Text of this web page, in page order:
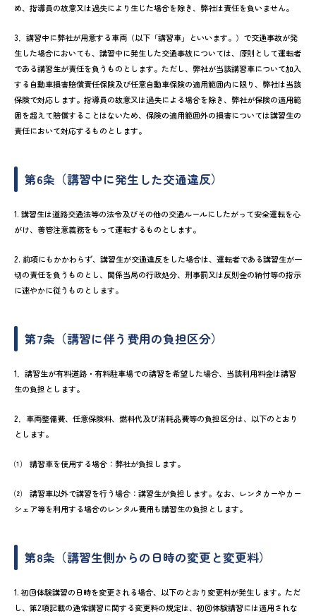
め、指導員の故意又は過失により生じた場合を除き、弊社は責任を負いません。
3．講習中に弊社が用意する車両（以下「講習車」といいます。）で交通事故が発
生した場合においても、講習中に発生した交通事故については、原則として運転者
である講習生が責任を負うものとします。ただし、弊社が当該講習車について加入
する自動車損害賠償責任保険及び任意自動車保険の適用範囲内に限り、弊社は当該
保険で対応します。指導員の故意又は過失による場合を除き、弊社が保険の適用範
囲を超えて賠償することはないため、保険の適用範囲外の損害については講習生の
責任において対応するものとします。
第6条（講習中に発生した交通違反）
1. 講習生は道路交通法等の法令及びその他の交通ルールにしたがって安全運転を心
がけ、善管注意義務をもって運転するものとします。
2. 前項にもかかわらず、講習生が交通違反をした場合は、運転者である講習生が一
切の責任を負うものとし、関係当局の行政処分、刑事罰又は反則金の納付等の指示
に速やかに従うものとします。
第7条（講習に伴う費用の負担区分）
1．講習生が有料道路・有料駐車場での講習を希望した場合、当該利用料金は講習
生の負担とします。
2．車両整備費、任意保険料、燃料代及び消耗品費等の負担区分は、以下のとおり
とします。
⑴ 講習車を使用する場合：弊社が負担します。
⑵ 講習車以外で講習を行う場合：講習生が負担します。なお、レンタカーやカー
シェア等を利用する場合のレンタル費用も講習生の負担とします。
第8条（講習生側からの日時の変更と変更料）
1. 初回体験講習の日時を変更される場合、以下のとおり変更料が発生します。ただ
し、第2項記載の通常講習に関する変更料の規定は、初回体験講習には適用されな